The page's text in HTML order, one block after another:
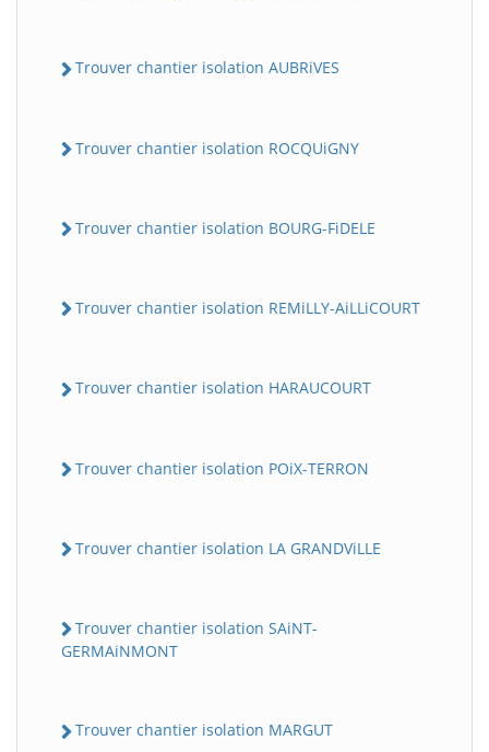
Trouver chantier isolation AUBRiVES
Trouver chantier isolation ROCQUiGNY
Trouver chantier isolation BOURG-FiDELE
Trouver chantier isolation REMiLLY-AiLLiCOURT
Trouver chantier isolation HARAUCOURT
Trouver chantier isolation POiX-TERRON
Trouver chantier isolation LA GRANDViLLE
Trouver chantier isolation SAiNT-
GERMAiNMONT
Trouver chantier isolation MARGUT